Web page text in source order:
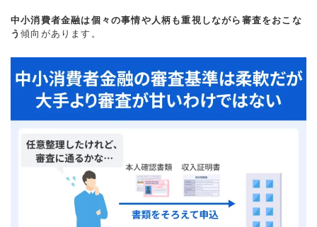
中小消費者金融は個々の事情や人柄も重視しながら審査をおこな
う傾向があります。